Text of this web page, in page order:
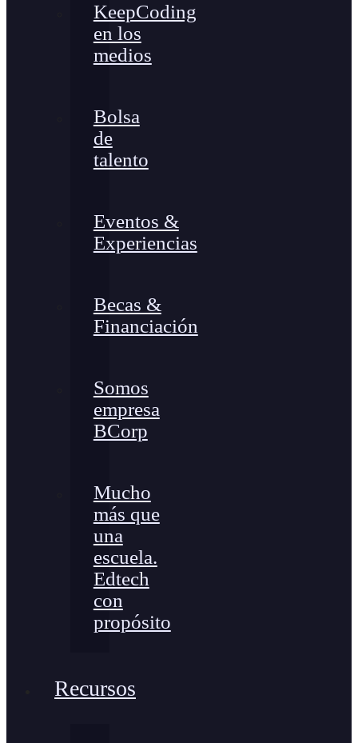
KeepCoding
en los
medios
Bolsa
de
talento
Eventos &
Experiencias
Becas &
Financiación
Somos
empresa
BCorp
Mucho
más que
una
escuela.
Edtech
con
propósito
Recursos